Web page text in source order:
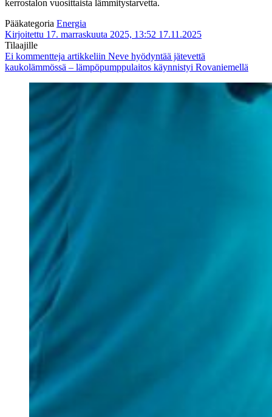
kerrostalon vuosittaista lämmitystarvetta.
Pääkategoria Energia
Kirjoitettu 17. marraskuuta 2025, 13:52 17.11.2025
Tilaajille
Ei kommentteja artikkeliin Neve hyödyntää jätevettä
kaukolämmössä – lämpöpumppulaitos käynnistyi Rovaniemellä